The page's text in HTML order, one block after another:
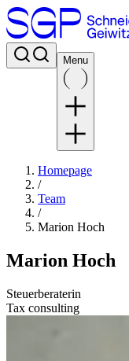
Menu
Homepage
/
Team
/
Marion Hoch
Marion Hoch
Steuerberaterin
Tax consulting